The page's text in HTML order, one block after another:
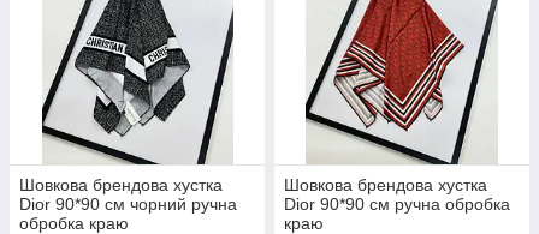
Шовкова брендова хустка
Dior 90*90 см чорний ручна
обробка краю
Шовкова брендова хустка
Dior 90*90 см ручна обробка
краю